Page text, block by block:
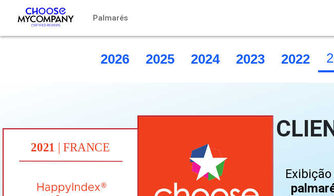
Palmarés
2026 2025 2024 2023 2022